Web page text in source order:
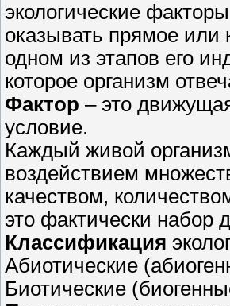
экологические
оказывать прямое или
одном из этапов его
которое организм
Фактор – это
условие.
Каждый живой
воздействием
качеством,
это фактически набор
Классификация
Абиотические
Биотические